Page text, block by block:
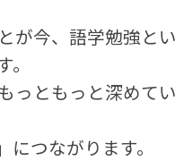
が今、語学勉強とい
っともっと深めてい
つながります。